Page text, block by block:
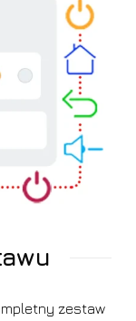
zestaw